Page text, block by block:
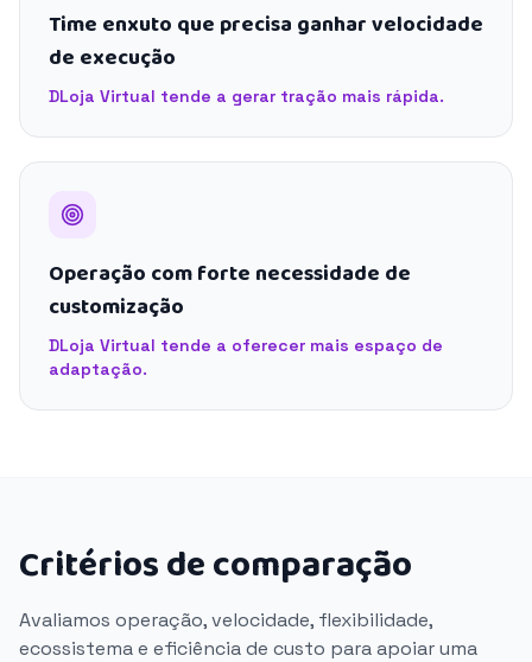
Time enxuto que precisa ganhar velocidade
de execução
DLoja Virtual tende a gerar tração mais rápida.
Operação com forte necessidade de
customização
DLoja Virtual tende a oferecer mais espaço de
adaptação.
Critérios de comparação
Avaliamos operação, velocidade, flexibilidade,
ecossistema e eficiência de custo para apoiar uma